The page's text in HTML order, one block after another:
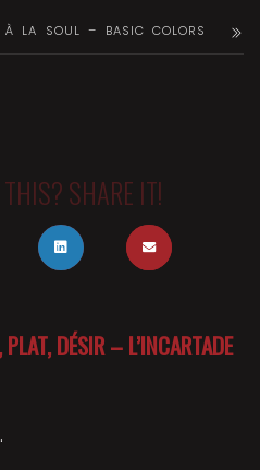
À LA SOUL – BASIC COLORS
SHARE IT!
PLAT, DÉSIR – L’INCARTADE